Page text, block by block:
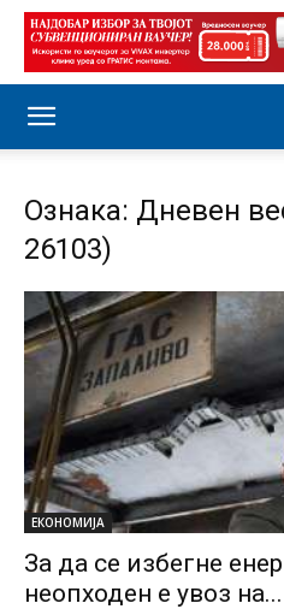
Ознака: Дневен
26103)
ЕКОНОМИЈА
За да се избегне
неопходен е увоз на...